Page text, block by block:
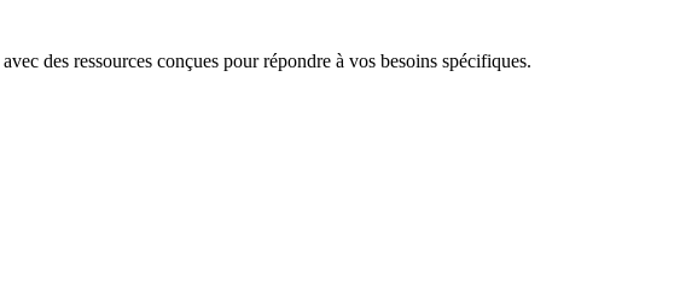
des ressources conçues pour répondre à vos besoins spécifiques.